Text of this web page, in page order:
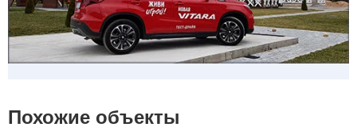
Похожие объекты